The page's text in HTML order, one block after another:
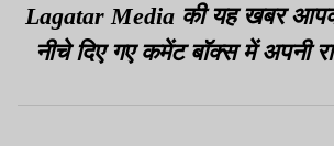
Lagatar Media की यह खबर
नीचे दिए गए कमेंट बॉक्स में अपनी